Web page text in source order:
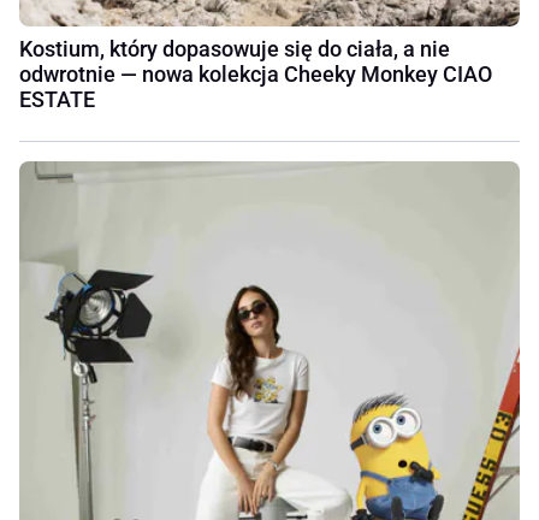
Kostium, który dopasowuje się do ciała, a nie
odwrotnie — nowa kolekcja Cheeky Monkey CIAO
ESTATE